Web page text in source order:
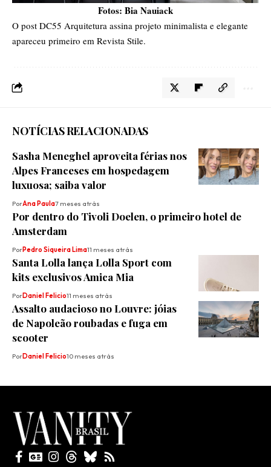
Fotos: Bia Nauiack
O post DC55 Arquitetura assina projeto minimalista e elegante
apareceu primeiro em Revista Stile.
NOTÍCIAS RELACIONADAS
Sasha Meneghel aproveita férias nos
Alpes Franceses em hospedagem
luxuosa; saiba valor
PorAna Paula7 meses atrás
Por dentro do Tivoli Doelen, o primeiro hotel de
Amsterdam
PorPedro Siqueira Lima11 meses atrás
Santa Lolla lança Lolla Sport com
kits exclusivos Amica Mia
PorDaniel Felicio11 meses atrás
Assalto audacioso no Louvre: jóias
de Napoleão roubadas e fuga em
scooter
PorDaniel Felicio10 meses atrás